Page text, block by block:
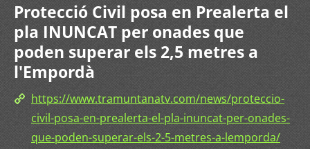
Protecció Civil posa en Prealerta el
pla INUNCAT per onades que
poden superar els 2,5 metres a
l'Empordà
https://www.tramuntanatv.com/news/proteccio-
civil-posa-en-prealerta-el-pla-inuncat-per-onades-
que-poden-superar-els-2-5-metres-a-lemporda/